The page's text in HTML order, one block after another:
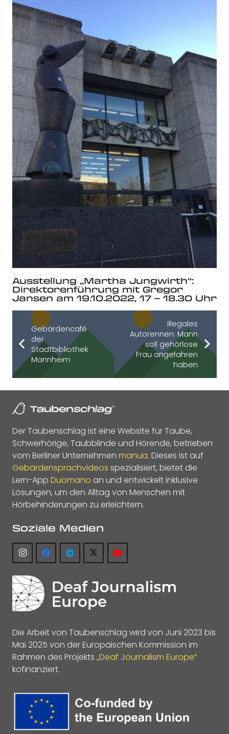
Ausstellung „Martha Jungwirth“:
Direktorenführung mit Gregor
Jansen am 19.10.2022, 17 – 18.30 Uhr
Gebärdencafé
der
Stadtbibliothek
Mannheim
Illegales
Autorennen: Mann
soll gehörlose
Frau angefahren
haben
Der Taubenschlag ist eine Website für Taube,
Schwerhörige, Taubblinde und Hörende, betrieben
vom Berliner Unternehmen manua. Dieses ist auf
Gebärdensprachvideos spezialisiert, bietet die
Lern-App Duomano an und entwickelt inklusive
Lösungen, um den Alltag von Menschen mit
Hörbehinderungen zu erleichtern.
Soziale Medien
Die Arbeit von Taubenschlag wird von Juni 2023 bis
Mai 2025 von der Europäischen Kommission im
Rahmen des Projekts „Deaf Journalism Europe“
kofinanziert.